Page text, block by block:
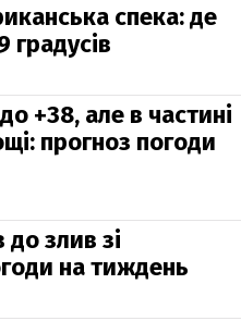
спека: де
градусів
+38, але в частині
прогноз погоди
до злив зі
на тиждень